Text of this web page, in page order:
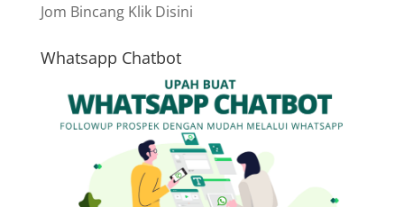
Jom Bincang Klik Disini
Whatsapp Chatbot